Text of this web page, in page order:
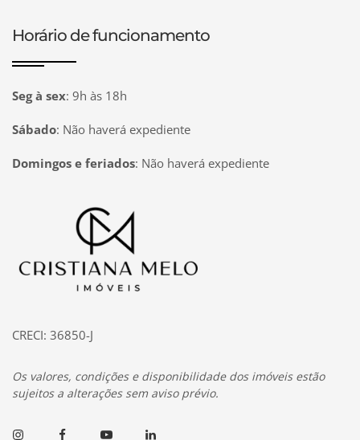
Horário de funcionamento
Seg à sex: 9h às 18h
Sábado: Não haverá expediente
Domingos e feriados: Não haverá expediente
Página inicial
CRECI: 36850-J
Os valores, condições e disponibilidade dos imóveis estão
sujeitos a alterações sem aviso prévio.
InstagramFacebookYoutubeLinkedin